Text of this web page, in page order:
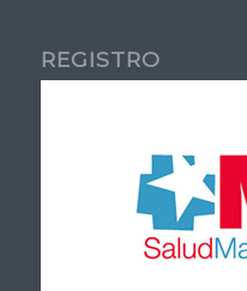
REGISTRO